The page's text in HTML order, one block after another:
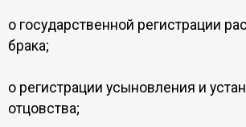
о государственной регистрации
брака;
о регистрации усыновления и
отцовства;